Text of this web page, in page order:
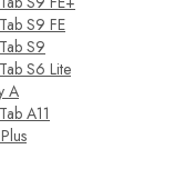
S9 FE
S9
S6 Lite
A
A11